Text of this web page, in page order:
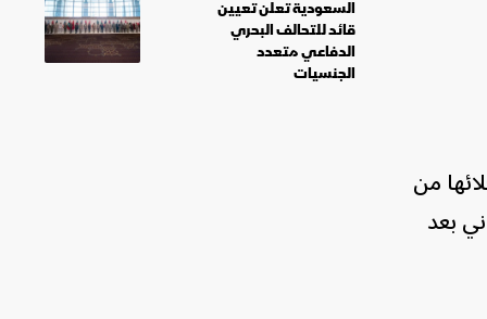
بعد إجلائها من
بعد
السعودية تعلن تعيين
قائد للتحالف البحري
الدفاعي متعدد
الجنسيات